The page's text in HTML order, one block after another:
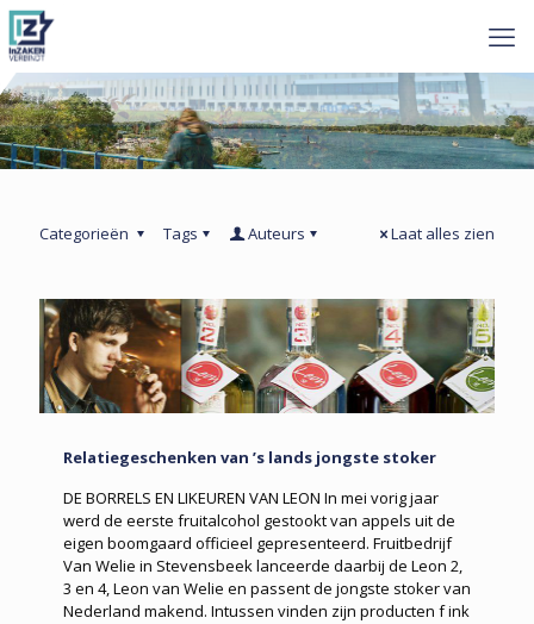
Categorieën Tags Auteurs Laat alles zien
Relatiegeschenken van ’s lands jongste stoker
DE BORRELS EN LIKEUREN VAN LEON In mei vorig jaar
werd de eerste fruitalcohol gestookt van appels uit de
eigen boomgaard officieel gepresenteerd. Fruitbedrijf
Van Welie in Stevensbeek lanceerde daarbij de Leon 2,
3 en 4, Leon van Welie en passent de jongste stoker van
Nederland makend. Intussen vinden zijn producten f ink